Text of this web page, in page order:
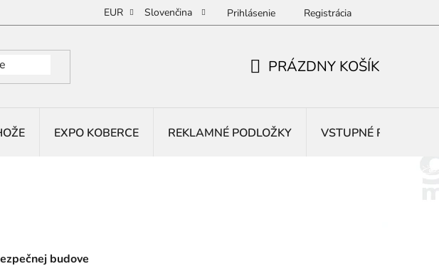
EUR Slovenčina Prihlásenie Registrácia
PRÁZDNY KOŠÍK
EXPO KOBERCE REKLAMNÉ PODLOŽKY VSTUPNÉ ROHOŽE
budove